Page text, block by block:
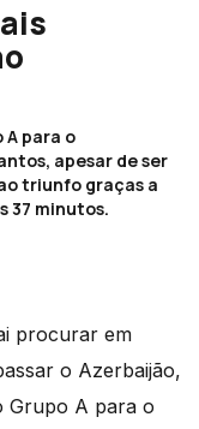
para o
apesar de ser
triunfo graças a
37 minutos.
procurar em
o Azerbaijão,
Grupo A para o